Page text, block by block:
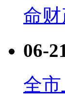
命
06-
全